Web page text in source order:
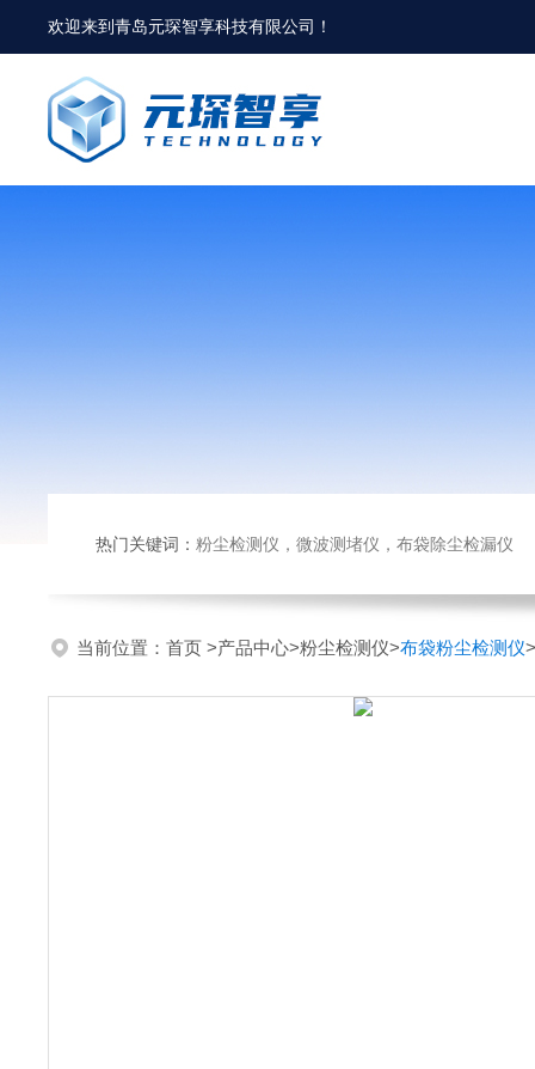
欢迎来到青岛元琛智享科技有限公司 ！
热门关键词： 粉尘检测仪，微波测堵仪，布袋除尘检漏仪
当前位置： 首页 >产品中心>粉尘检测仪>布袋粉尘检测仪